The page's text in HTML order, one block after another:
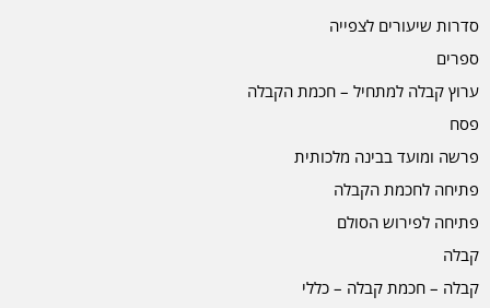
סדרות שיעורים לצפייה
ספרים
ערוץ קבלה למתחיל – חכמת הקבלה
פסח
פרשה ומועד בבינה מלכותית
פתיחה לחכמת הקבלה
פתיחה לפירוש הסולם
קבלה
קבלה – חכמת קבלה – כללי